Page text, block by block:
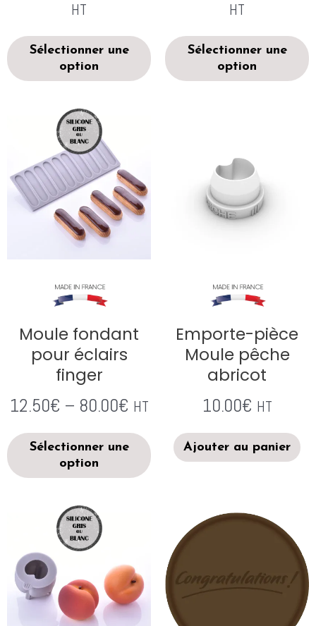
HT
Sélectionner une
option
HT
Sélectionner une
option
Moule fondant
pour éclairs
finger
12.50€ – 80.00€ HT
Sélectionner une
option
Emporte-pièce
Moule pêche
abricot
10.00€ HT
Ajouter au panier